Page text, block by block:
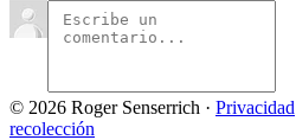
© 2026 Roger Senserrich · Privacidad
recolección